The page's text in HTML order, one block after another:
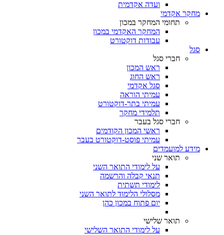
ועדה אקדמית
מחקר אקדמי
תחומי המחקר במכון
המחקר האקדמי במכון
עבודות דוקטורט
סגל
חברי סגל
ראש המכון
ראש החוג
סגל אקדמי
עמיתי הוראה
עמיתי בתר-דוקטורט
תלמידי מחקר
חברי סגל בעבר
ראשי המכון הקודמים
עמיתי פוסט-דוקטורט בעבר
מידע למועמדים
תואר שני
על לימודי התואר השני
תנאי קבלה והרשמה
לימודי תשתית
מסלולי הלימוד לתואר השני
יום פתוח במכון כהן
תואר שלישי
על לימודי התואר השלישי